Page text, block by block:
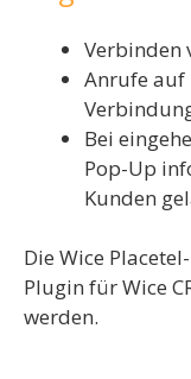
Verbinden
Anrufe auf
Bei
Pop-Up
Kunden
Die Wice
Plugin für Wice
werden.